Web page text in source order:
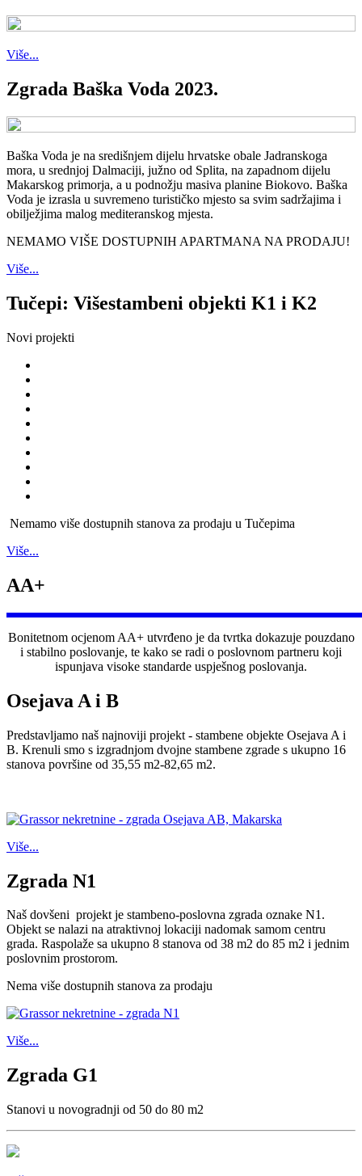
Više...
Zgrada Baška Voda 2023.
Baška Voda je na središnjem dijelu hrvatske obale Jadranskoga
mora, u srednjoj Dalmaciji, južno od Splita, na zapadnom dijelu
Makarskog primorja, a u podnožju masiva planine Biokovo. Baška
Voda je izrasla u suvremeno turističko mjesto sa svim sadržajima i
obilježjima malog mediteranskog mjesta.
NEMAMO VIŠE DOSTUPNIH APARTMANA NA PRODAJU!
Više...
Tučepi: Višestambeni objekti K1 i K2
Novi projekti
Nemamo više dostupnih stanova za prodaju u Tučepima
Više...
AA+
Bonitetnom ocjenom AA+ utvrđeno je da tvrtka dokazuje pouzdano
i stabilno poslovanje, te kako se radi o poslovnom partneru koji
ispunjava visoke standarde uspješnog poslovanja.
Osejava A i B
Predstavljamo naš najnoviji projekt - stambene objekte Osejava A i
B. Krenuli smo s izgradnjom dvojne stambene zgrade s ukupno 16
stanova površine od 35,55 m2-82,65 m2.
Više...
Zgrada N1
Naš dovšeni projekt je stambeno-poslovna zgrada oznake N1.
Objekt se nalazi na atraktivnoj lokaciji nadomak samom centru
grada. Raspolaže sa ukupno 8 stanova od 38 m2 do 85 m2 i jednim
poslovnim prostorom.
Nema više dostupnih stanova za prodaju
Više...
Zgrada G1
Stanovi u novogradnji od 50 do 80 m2